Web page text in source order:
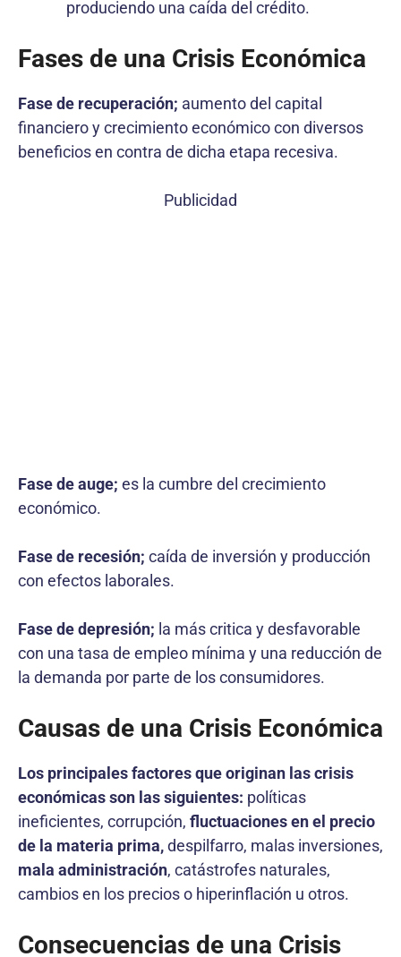
produciendo una caída del crédito.
Fases de una Crisis Económica
Fase de recuperación; aumento del capital
financiero y crecimiento económico con diversos
beneficios en contra de dicha etapa recesiva.
Publicidad
Fase de auge; es la cumbre del crecimiento
económico.
Fase de recesión; caída de inversión y producción
con efectos laborales.
Fase de depresión; la más critica y desfavorable
con una tasa de empleo mínima y una reducción de
la demanda por parte de los consumidores.
Causas de una Crisis Económica
Los principales factores que originan las crisis
económicas son las siguientes: políticas
ineficientes, corrupción, fluctuaciones en el precio
de la materia prima,despilfarro, malas inversiones,
mala administración, catástrofes naturales,
cambios en los precios o hiperinflación u otros.
Consecuencias de una Crisis